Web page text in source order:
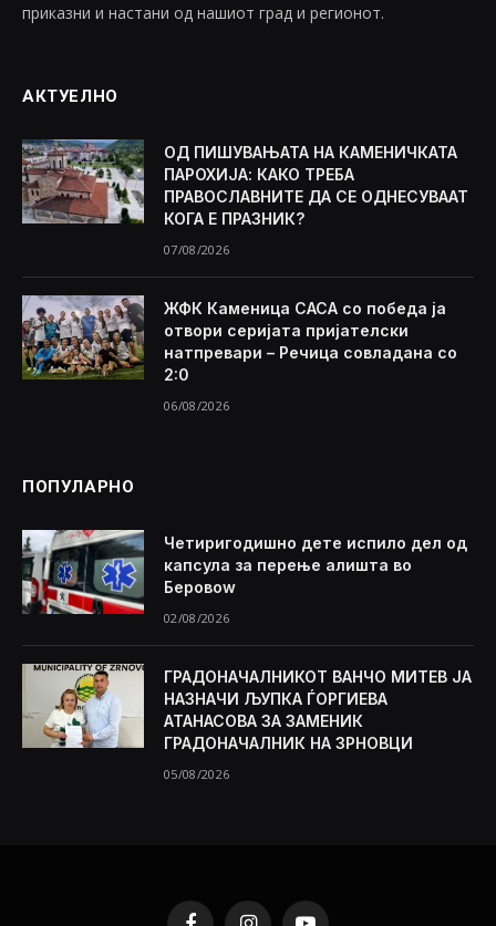
приказни и настани од нашиот град и регионот.
АКТУЕЛНО
ОД ПИШУВАЊАТА НА КАМЕНИЧКАТА
ПАРОХИЈА: КАКО ТРЕБА
ПРАВОСЛАВНИТЕ ДА СЕ ОДНЕСУВААТ
КОГА Е ПРАЗНИК?
07/08/2026
ЖФК Каменица САСА со победа ја
отвори серијата пријателски
натпревари – Речица совладана со
2:0
06/08/2026
ПОПУЛАРНО
Четиригодишно дете испило дел од
капсула за перење алишта во
Беровоw
02/08/2026
ГРАДОНАЧАЛНИКОТ ВАНЧО МИТЕВ ЈА
НАЗНАЧИ ЉУПКА ЃОРГИЕВА
АТАНАСОВА ЗА ЗАМЕНИК
ГРАДОНАЧАЛНИК НА ЗРНОВЦИ
05/08/2026